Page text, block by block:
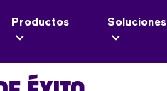
Productos Soluciones